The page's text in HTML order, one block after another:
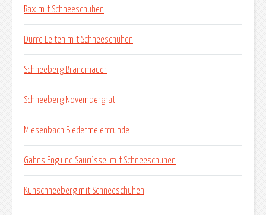
Rax mit Schneeschuhen
Dürre Leiten mit Schneeschuhen
Schneeberg Brandmauer
Schneeberg Novembergrat
Miesenbach Biedermeierrrunde
Gahns Eng und Saurüssel mit Schneeschuhen
Kuhschneeberg mit Schneeschuhen